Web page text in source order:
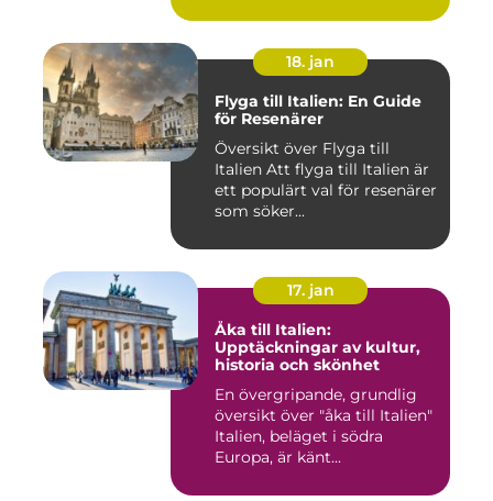
18. jan
Flyga till Italien: En Guide
för Resenärer
Översikt över Flyga till
Italien Att flyga till Italien är
ett populärt val för resenärer
som söker...
17. jan
Åka till Italien:
Upptäckningar av kultur,
historia och skönhet
En övergripande, grundlig
översikt över "åka till Italien"
Italien, beläget i södra
Europa, är känt...